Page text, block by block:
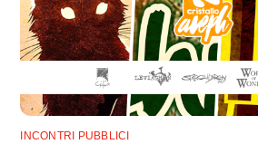
INCONTRI PUBBLICI